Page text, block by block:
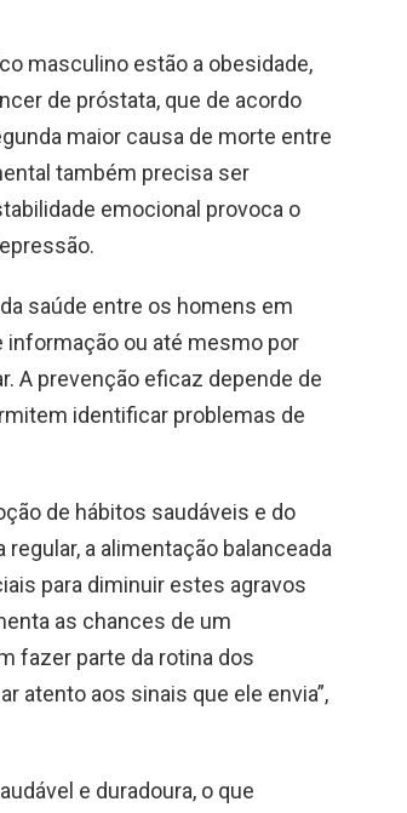
masculino estão a obesidade,
de próstata, que de acordo
maior causa de morte entre
também precisa ser
emocional provoca o
saúde entre os homens em
informação ou até mesmo por
A prevenção eficaz depende de
identificar problemas de
de hábitos saudáveis e do
a alimentação balanceada
para diminuir estes agravos
as chances de um
fazer parte da rotina dos
atento aos sinais que ele envia”,
e duradoura, o que